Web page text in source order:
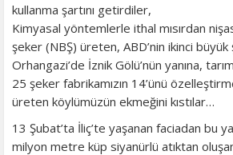
kullanma şartını getirdiler,
Kimyasal yöntemlerle ithal mısırdan
şeker (NBŞ) üreten, ABD’nin ikinci büyük
Orhangazi’de İznik Gölü’nün yanına,
25 şeker fabrikamızın 14’ünü
üreten köylümüzün ekmeğini kıstılar…
13 Şubat’ta İliç’te yaşanan faciadan bu
milyon metre küp siyanürlü atıktan